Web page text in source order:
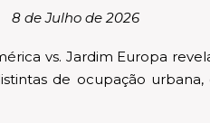
8 de Julho de 2026
vs. Jardim Europa
de ocupação